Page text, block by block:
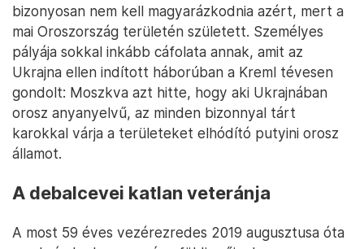
bizonyosan nem kell magyarázkodnia azért, mert a
mai Oroszország területén született. Személyes
pályája sokkal inkább cáfolata annak, amit az
Ukrajna ellen indított háborúban a Kreml tévesen
gondolt: Moszkva azt hitte, hogy aki Ukrajnában
orosz anyanyelvű, az minden bizonnyal tárt
karokkal várja a területeket elhódító putyini orosz
államot.
A debalcevei katlan veteránja
A most 59 éves vezérezredes 2019 augusztusa óta